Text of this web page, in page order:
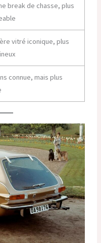
break de chasse, plus
vitré iconique, plus
connue, mais plus